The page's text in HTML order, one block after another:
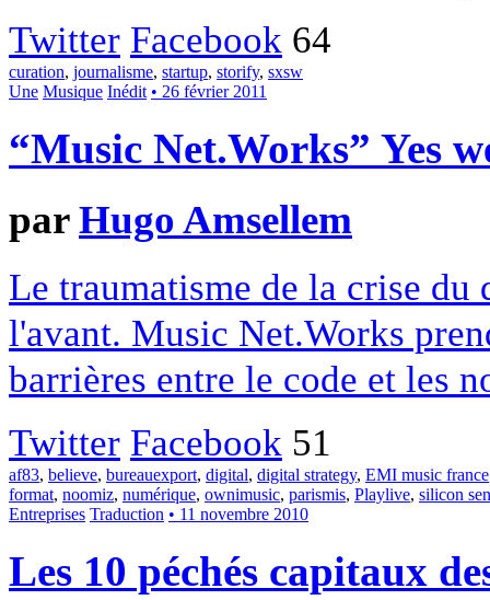
Twitter Facebook 64
curation, journalisme, startup, storify, sxsw
Une Musique Inédit • 26 février 2011
“Music Net.Works” Yes
parHugo Amsellem
Le traumatisme de la crise du
l'avant. Music Net.Works
barrières entre le code et les
Twitter Facebook 51
af83, believe, bureauexport, digital, digital strategy, EMI music france
format, noomiz, numérique, ownimusic, parismis, Playlive, silicon
Entreprises Traduction • 11 novembre 2010
Les 10 péchés capitaux